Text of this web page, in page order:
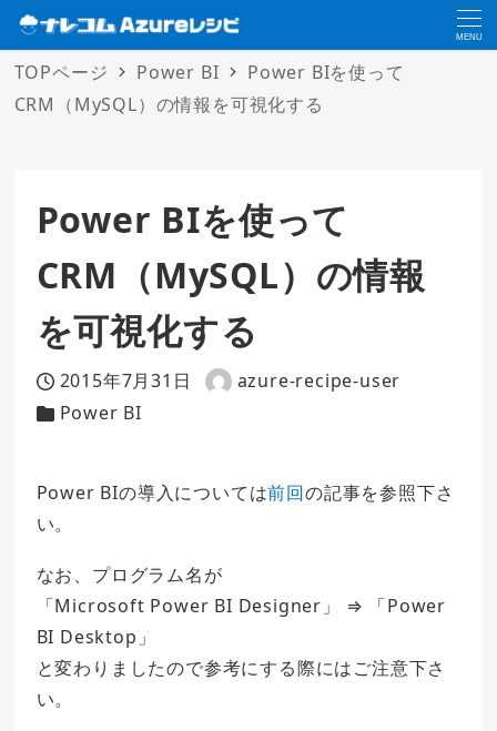
MENU
TOPページ Power BI
Power BIを使って
CRM（MySQL）の情報を可視化する
Power BIを使って
CRM（MySQL）の情報
を可視化する
投稿日
2015年7月31日
著
azure-recipe-user
カテゴリー
Power BI
Power BIの導入については前回の記事を参照下さ
い。
なお、プログラム名が
「Microsoft Power BI Designer」 ⇒ 「Power
BI Desktop」
と変わりましたので参考にする際にはご注意下さ
い。